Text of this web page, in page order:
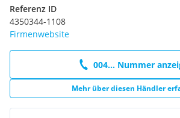
Referenz ID
4350344-1108
Firmenwebsite
004... Nummer
Mehr über diesen Händler